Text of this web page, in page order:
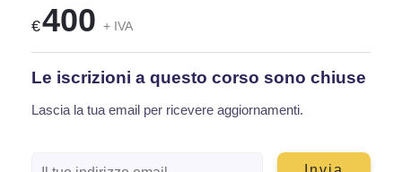
€400 + IVA
Le iscrizioni a questo corso sono chiuse
Lascia la tua email per ricevere aggiornamenti.